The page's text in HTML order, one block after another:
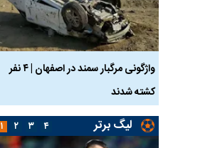
واژگونی مرگبار سمند در اصفهان | ۴ نفر
کشته شدند
لیگ برتر ۱ ۲ ۳ ۴